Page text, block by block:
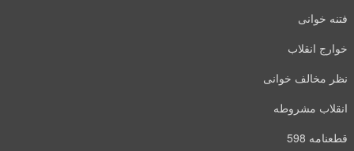
فتنه خوانی
خوارج انقلاب
نظر مخالف خوانی
انقلاب مشروطه
قطعنامه 598